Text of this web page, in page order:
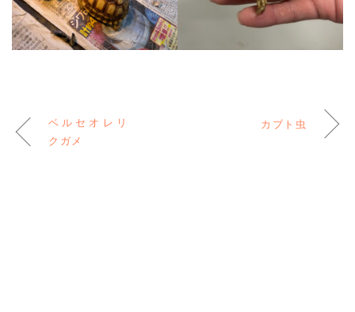
ベルセオレリ
クガメ
カブト虫